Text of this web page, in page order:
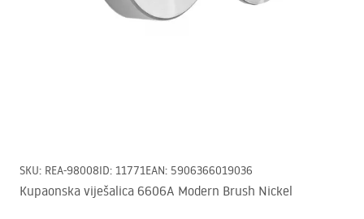
SKU: REA-98008ID: 11771EAN: 5906366019036
Kupaonska viješalica 6606A Modern Brush Nickel